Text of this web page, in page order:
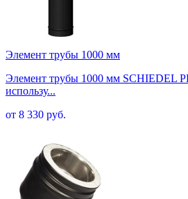
Элемент трубы 1000 мм
Элемент трубы 1000 мм SCHIEDEL
использу...
от 8 330 руб.